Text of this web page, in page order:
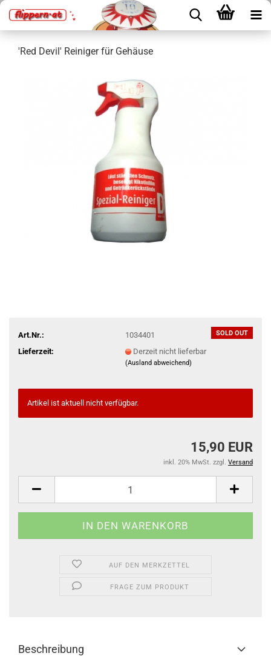
'Red Devil' Reiniger für Gehäuse
SOLD OUT
Art.Nr.:
1034401
Lieferzeit:
Derzeit nicht lieferbar
(Ausland abweichend)
Artikel ist aktuell nicht verfügbar.
15,90 EUR
inkl. 20% MwSt. zzgl. Versand
AUF DEN MERKZETTEL
FRAGE ZUM PRODUKT
Beschreibung